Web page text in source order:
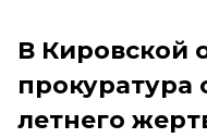
В Кировской
прокуратура
летнего